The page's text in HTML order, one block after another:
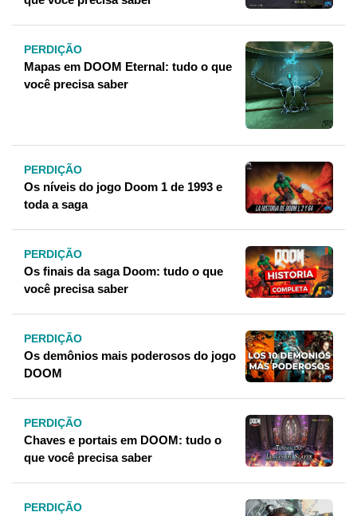
PERDIÇÃO
Mapas em DOOM Eternal: tudo o que
você precisa saber
PERDIÇÃO
Os níveis do jogo Doom 1 de 1993 e
toda a saga
PERDIÇÃO
Os finais da saga Doom: tudo o que
você precisa saber
PERDIÇÃO
Os demônios mais poderosos do jogo
DOOM
PERDIÇÃO
Chaves e portais em DOOM: tudo o
que você precisa saber
PERDIÇÃO